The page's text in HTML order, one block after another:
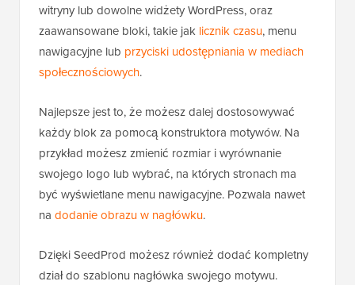
witryny lub dowolne widżety WordPress, oraz
zaawansowane bloki, takie jak licznik czasu, menu
nawigacyjne lub przyciski udostępniania w mediach
społecznościowych.
Najlepsze jest to, że możesz dalej dostosowywać
każdy blok za pomocą konstruktora motywów. Na
przykład możesz zmienić rozmiar i wyrównanie
swojego logo lub wybrać, na których stronach ma
być wyświetlane menu nawigacyjne. Pozwala nawet
na dodanie obrazu w nagłówku.
Dzięki SeedProd możesz również dodać kompletny
dział do szablonu nagłówka swojego motywu.